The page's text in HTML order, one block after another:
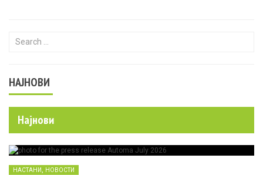
Search for:
НАЈНОВИ
Најнови
НАСТАНИ, НОВОСТИ